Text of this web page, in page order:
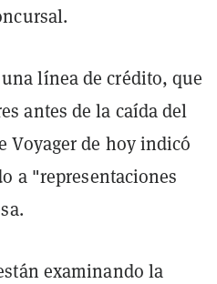
línea de crédito, que
antes de la caída del
Voyager de hoy indicó
a "representaciones
examinando la